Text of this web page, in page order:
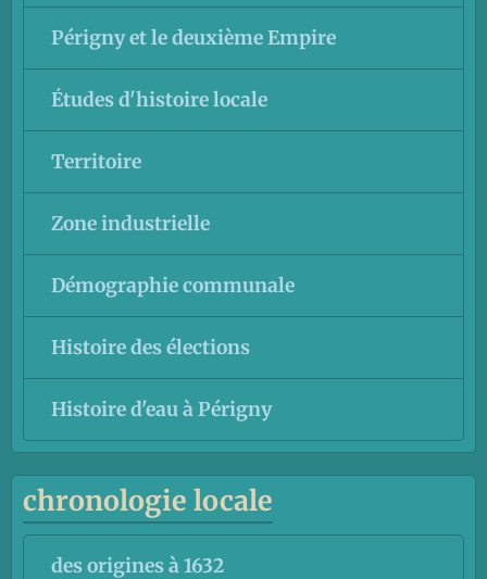
Périgny et le deuxième Empire
Études d'histoire locale
Territoire
Zone industrielle
Démographie communale
Histoire des élections
Histoire d'eau à Périgny
chronologie locale
des origines à 1632